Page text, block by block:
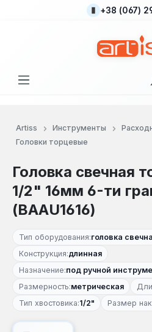
Перейти к основному+38 (067)
Artiss Инструменты
Головки торцевые
Головка свечная
1/2" 16мм 6-ти
(BAAU1616)
Тип оборудования:головка
Конструкция:длинная
Назначение:под ручной
Размерность:метрическая
Тип хвостовика:1/2" Размер